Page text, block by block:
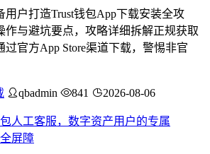
用户打造Trust钱包App下载安装全攻
作与避坑要点，攻略详细拆解正规获取
过官方App Store渠道下载，警惕非官
qbadmin 841 2026-08-06